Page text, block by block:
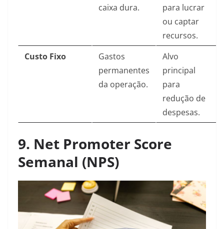
caixa dura.
para lucrar
ou captar
recursos.
Custo Fixo
Gastos
permanentes
da operação.
Alvo
principal
para
redução de
despesas.
9. Net Promoter Score
Semanal (NPS)